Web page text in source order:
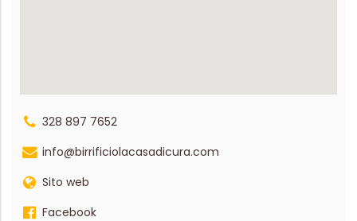
328 897 7652
info@birrificiolacasadicura.com
Sito web
Facebook